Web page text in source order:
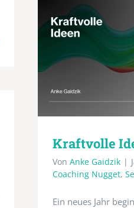
Kraftvolle
Von Anke Gaidzik |
Coaching Nugget,
Ein neues Jahr